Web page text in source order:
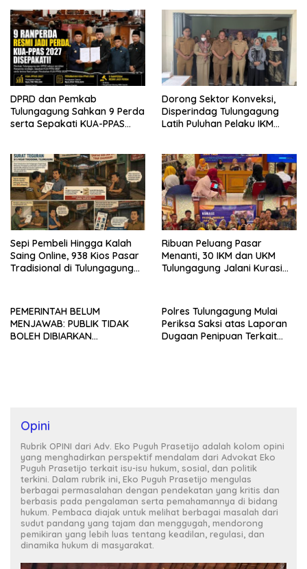
DPRD dan Pemkab
Tulungagung Sahkan 9 Perda
serta Sepakati KUA-PPAS
Dorong Sektor Konveksi,
Disperindag Tulungagung
Latih Puluhan Pelaku IKM
Sepi Pembeli Hingga Kalah
Saing Online, 938 Kios Pasar
Tradisional di Tulungagung
Ribuan Peluang Pasar
Menanti, 30 IKM dan UKM
Tulungagung Jalani Kurasi
PEMERINTAH BELUM
MENJAWAB: PUBLIK TIDAK
BOLEH DIBIARKAN
Polres Tulungagung Mulai
Periksa Saksi atas Laporan
Dugaan Penipuan Terkait
Opini
Rubrik OPINI dari Adv. Eko Puguh Prasetijo adalah kolom opini
yang menghadirkan perspektif mendalam dari Advokat Eko
Puguh Prasetijo terkait isu-isu hukum, sosial, dan politik
terkini. Dalam rubrik ini, Eko Puguh Prasetijo mengulas
berbagai permasalahan dengan pendekatan yang kritis dan
berbasis pada pengalaman serta pemahamannya di bidang
hukum. Pembaca diajak untuk melihat berbagai masalah dari
sudut pandang yang tajam dan menggugah, mendorong
pemikiran yang lebih luas tentang keadilan, regulasi, dan
dinamika hukum di masyarakat.